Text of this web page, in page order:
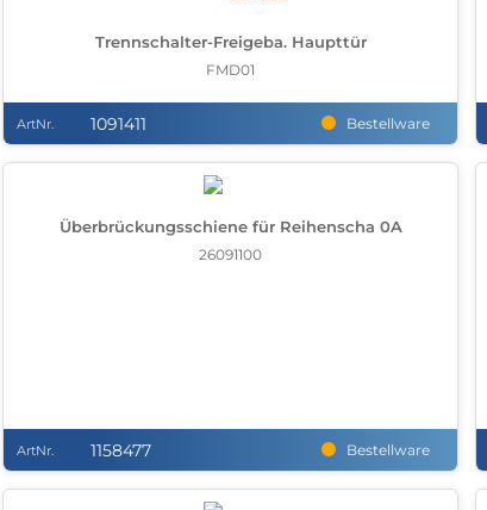
Trennschalter-Freigeba. Haupttür
FMD01
ArtNr. 1091411 Bestellware
Überbrückungsschiene für Reihenscha 0A
26091100
ArtNr. 1158477 Bestellware